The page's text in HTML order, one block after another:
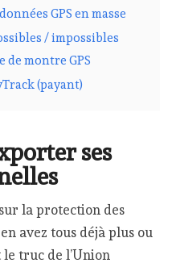
GPS en masse
/ impossibles
de montre GPS
(payant)
ses
la protection des
avez tous déjà plus ou
le truc de l’Union